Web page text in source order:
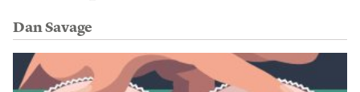
Dan Savage